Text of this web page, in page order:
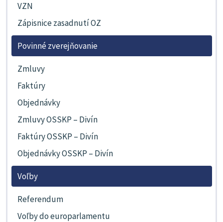
VZN
Zápisnice zasadnutí OZ
Povinné zverejňovanie
Zmluvy
Faktúry
Objednávky
Zmluvy OSSKP – Divín
Faktúry OSSKP – Divín
Objednávky OSSKP – Divín
Voľby
Referendum
Voľby do europarlamentu